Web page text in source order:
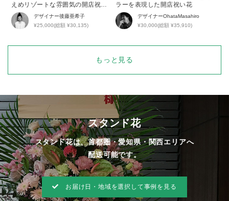
えめリゾートな雰囲気の開店祝い
花
デザイナー後藤亜希子
¥25,000(総額 ¥30,135)
ラーを表現した開店祝い花
デザイナーOhataMasahiro
¥30,000(総額 ¥35,910)
もっと見る
スタンド花
スタンド花は、首都圏・愛知県・関西エリアへ
配送可能です。
お届け日・地域を選択して事例を見る